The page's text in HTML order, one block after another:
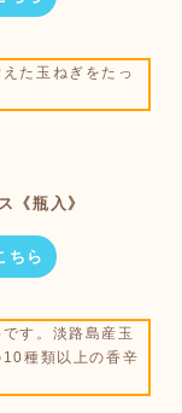
た玉ねぎをたっ
《瓶入》
ちら
す。淡路島産玉
種類以上の香辛